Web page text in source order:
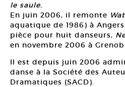
le saule.
En juin 2006, il remonte
aquatique de 1986) à
pièce pour huit danseurs,
en novembre 2006 à
Il est depuis juin 2006
danse à la Société des
Dramatiques (SACD).